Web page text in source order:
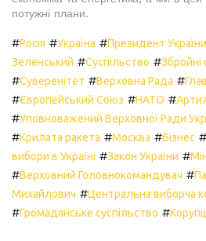
потужні плани.
#Росія #Україна #Президент України
Зеленський #Суспільство #Збройні
#Суверенітет #Верховна Рада #
#Європейський Союз #НАТО #
#Уповноважений Верховної Ради
#Крилата ракета #Москва #Бізнес #
вибори в Україні #Закон України #
#Верховний Головнокомандувач #
Михайлович #Центральна виборча
#Громадянське суспільство #